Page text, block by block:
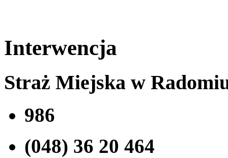
Interwencja
Straż Miejska w
986
(048) 36 20 464